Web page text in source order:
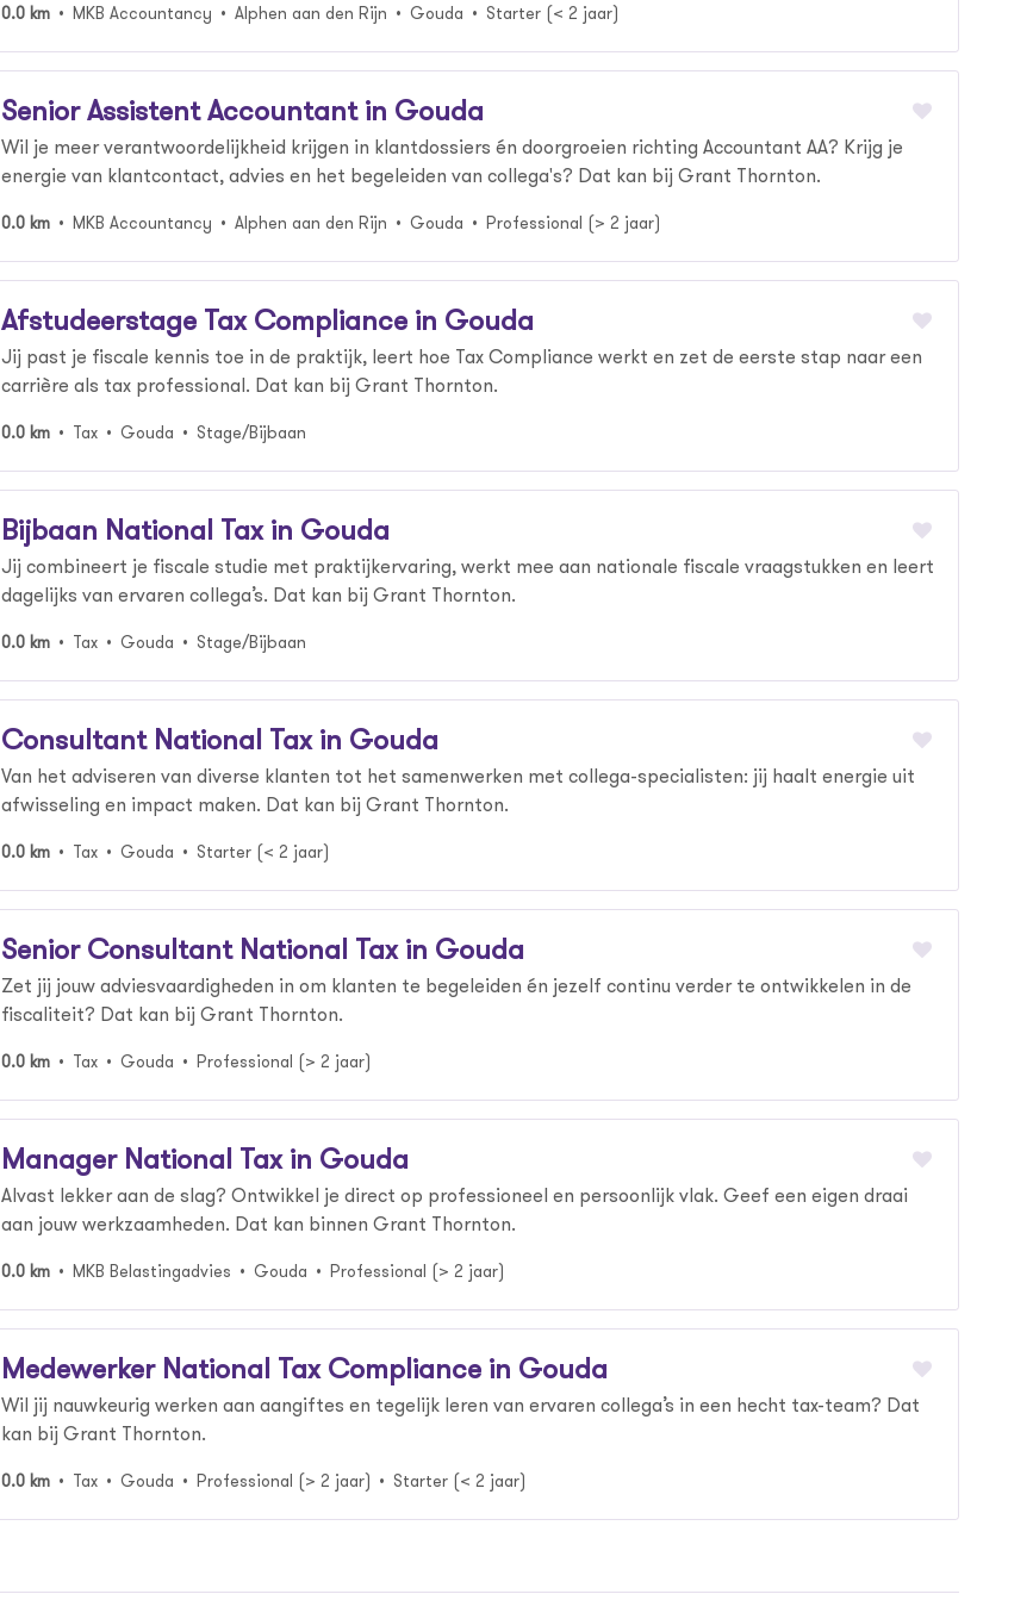
0.0 km MKB Accountancy Alphen aan den Rijn Gouda Starter (< 2 jaar)
Senior Assistent Accountant in Gouda
Wil je meer verantwoordelijkheid krijgen in klantdossiers én doorgroeien richting Accountant AA? Krijg je
energie van klantcontact, advies en het begeleiden van collega's? Dat kan bij Grant Thornton.
0.0 km MKB Accountancy Alphen aan den Rijn Gouda Professional (> 2 jaar)
Afstudeerstage Tax Compliance in Gouda
Jij past je fiscale kennis toe in de praktijk, leert hoe Tax Compliance werkt en zet de eerste stap naar een
carrière als tax professional. Dat kan bij Grant Thornton.
0.0 km Tax Gouda Stage/Bijbaan
Bijbaan National Tax in Gouda
Jij combineert je fiscale studie met praktijkervaring, werkt mee aan nationale fiscale vraagstukken en leert
dagelijks van ervaren collega’s. Dat kan bij Grant Thornton.
0.0 km Tax Gouda Stage/Bijbaan
Consultant National Tax in Gouda
Van het adviseren van diverse klanten tot het samenwerken met collega-specialisten: jij haalt energie uit
afwisseling en impact maken. Dat kan bij Grant Thornton.
0.0 km Tax Gouda Starter (< 2 jaar)
Senior Consultant National Tax in Gouda
Zet jij jouw adviesvaardigheden in om klanten te begeleiden én jezelf continu verder te ontwikkelen in de
fiscaliteit? Dat kan bij Grant Thornton.
0.0 km Tax Gouda Professional (> 2 jaar)
Manager National Tax in Gouda
Alvast lekker aan de slag? Ontwikkel je direct op professioneel en persoonlijk vlak. Geef een eigen draai
aan jouw werkzaamheden. Dat kan binnen Grant Thornton.
0.0 km MKB Belastingadvies Gouda Professional (> 2 jaar)
Medewerker National Tax Compliance in Gouda
Wil jij nauwkeurig werken aan aangiftes en tegelijk leren van ervaren collega’s in een hecht tax-team? Dat
kan bij Grant Thornton.
0.0 km Tax Gouda Professional (> 2 jaar) Starter (< 2 jaar)